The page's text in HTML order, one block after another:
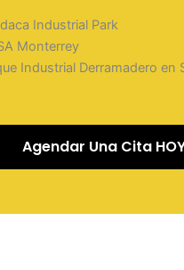
Industrial Park
Monterrey
Industrial Derramadero en
Agendar Una Cita